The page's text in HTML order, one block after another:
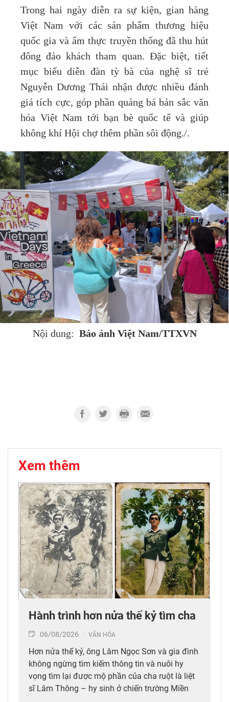
Trong hai ngày diễn ra sự kiện, gian hàng
Việt Nam với các sản phẩm thương hiệu
quốc gia và ẩm thực truyền thống đã thu hút
đông đảo khách tham quan. Đặc biệt, tiết
mục biểu diễn đàn tỳ bà của nghệ sĩ trẻ
Nguyễn Dương Thái nhận được nhiều đánh
giá tích cực, góp phần quảng bá bản sắc văn
hóa Việt Nam tới bạn bè quốc tế và giúp
không khí Hội chợ thêm phần sôi động./.
Nội dung: Báo ảnh Việt Nam/TTXVN
Xem thêm
Hành trình hơn nửa thế kỷ tìm cha
06/08/2026 VĂN HÓA
Hơn nửa thế kỷ, ông Lâm Ngọc Sơn và gia đình
không ngừng tìm kiếm thông tin và nuôi hy
vọng tìm lại được mộ phần của cha ruột là liệt
sĩ Lâm Thông – hy sinh ở chiến trường Miền